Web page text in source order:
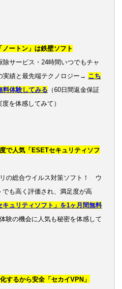
ノートン」は鉄壁ソフト
除サービス・24時間いつでもチャ
績と最先端テクノロジー→ こち
料体験してみる （60日間返金保証
を体感してみて）
で人気「ESETセキュリティソフ
の総合ウイルス対策ソフト！ ウ
も高く評価され、満足度が高
ュリティソフト」を1ヶ月間無料
体験の機会に人気も秘密を体感して
するから安全「セカイVPN」